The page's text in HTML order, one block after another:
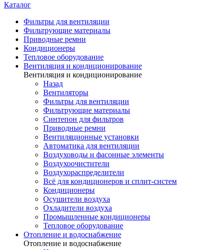
Каталог
Фильтры для вентиляции
Фильтрующие материалы
Приводные ремни
Кондиционеры
Тепловое оборудование
Вентиляция и кондиционирование
Вентиляция и кондиционирование
Назад
Вентиляторы
Фильтры для вентиляции
Фильтрующие материалы
Синтепон для фильтров
Приводные ремни
Вентиляционные установки
Автоматика для вентиляции
Воздуховоды и фасонные элементы
Воздухоочистители
Воздухораспределители
Всё для кондиционеров и сплит-систем
Кондиционеры
Осушители воздуха
Охладители воздуха
Промышленные кондиционеры
Тепловое оборудование
Отопление и водоснабжение
Отопление и водоснабжение